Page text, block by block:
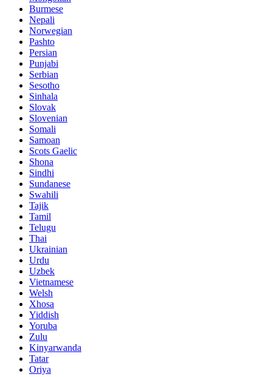
Burmese
Nepali
Norwegian
Pashto
Persian
Punjabi
Serbian
Sesotho
Sinhala
Slovak
Slovenian
Somali
Samoan
Scots Gaelic
Shona
Sindhi
Sundanese
Swahili
Tajik
Tamil
Telugu
Thai
Ukrainian
Urdu
Uzbek
Vietnamese
Welsh
Xhosa
Yiddish
Yoruba
Zulu
Kinyarwanda
Tatar
Oriya